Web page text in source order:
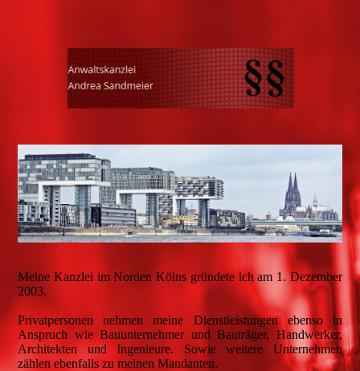
Meine Kanzlei im Norden Kölns gründete ich am 1. Dezember
2003.
Privatpersonen nehmen meine Dienstleistungen ebenso in
Anspruch wie Bauunternehmer und Bauträger, Handwerker,
Architekten und Ingenieure. Sowie weitere Unternehmen
zählen ebenfalls zu meinen Mandanten.